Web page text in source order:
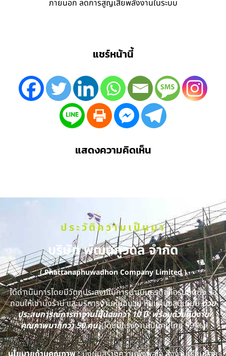
ภายนอก ลดการสูญเสียพลังงานในระบบ
แชร์หน้านี้
แสดงความคิดเห็น
ประวัติความเป็นมา
บริษัท พัฒนภูวดล จำกัด
( Phattanaphuwadhon Company Limited )
ได้ดำเนินการโดยมีวัตถุประสงค์ในการดำเนินธุรกิจคือรับติดตั้ง รื้อ
ถอนให้เช่านั่งร้าน และบริการงานหุ้มฉนวน หุ้มแผ่นอลูมิเนียมด้วย
ประสบการณ์การทำงานไม่น้อยกว่า 10 ปี พร้อมด้วยทีมงาน
คุณภาพมากกว่า 50 คน(โดยมีแรงงานเป็นคนไทย 99 %)